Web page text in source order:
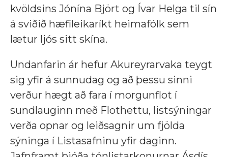
kvöldsins Jónína Björt og Ívar Helga til sín
á sviðið hæfileikaríkt heimafólk sem
lætur ljós sitt skína.
Undanfarin ár hefur Akureyrarvaka teygt
sig yfir á sunnudag og að þessu sinni
verður hægt að fara í morgunflot í
sundlauginn með Flothettu, listsýningar
verða opnar og leiðsagnir um fjölda
sýninga í Listasafninu yfir daginn.